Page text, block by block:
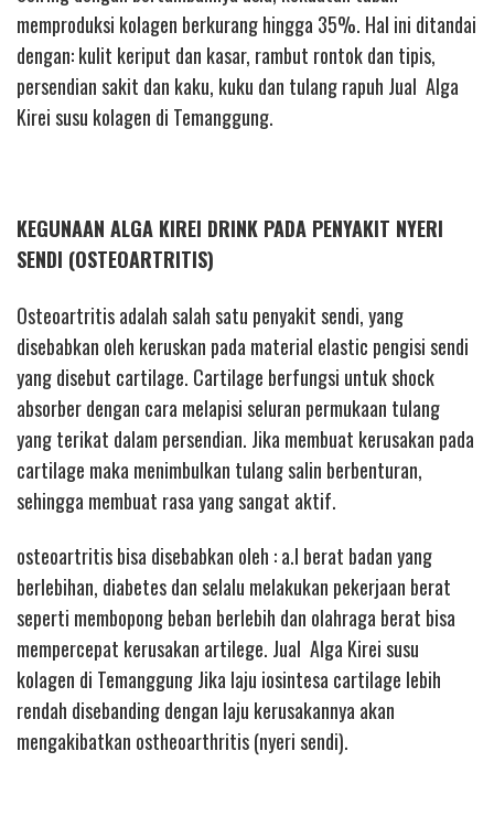
memproduksi kolagen berkurang hingga 35%. Hal ini ditandai
dengan: kulit keriput dan kasar, rambut rontok dan tipis,
persendian sakit dan kaku, kuku dan tulang rapuh Jual Alga
Kirei susu kolagen di Temanggung.
KEGUNAAN ALGA KIREI DRINK PADA PENYAKIT NYERI
SENDI (OSTEOARTRITIS)
Osteoartritis adalah salah satu penyakit sendi, yang
disebabkan oleh keruskan pada material elastic pengisi sendi
yang disebut cartilage. Cartilage berfungsi untuk shock
absorber dengan cara melapisi seluran permukaan tulang
yang terikat dalam persendian. Jika membuat kerusakan pada
cartilage maka menimbulkan tulang salin berbenturan,
sehingga membuat rasa yang sangat aktif.
osteoartritis bisa disebabkan oleh : a.l berat badan yang
berlebihan, diabetes dan selalu melakukan pekerjaan berat
seperti membopong beban berlebih dan olahraga berat bisa
mempercepat kerusakan artilege. Jual Alga Kirei susu
kolagen di Temanggung Jika laju iosintesa cartilage lebih
rendah disebanding dengan laju kerusakannya akan
mengakibatkan ostheoarthritis (nyeri sendi).